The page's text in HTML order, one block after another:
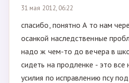
31 мая 2012, 06:22
спасибо, понятно А то нам
осанкой наследственные
надо ж чем-то до вечера в
сидеть на продленке - это
усилия по исправлению псу